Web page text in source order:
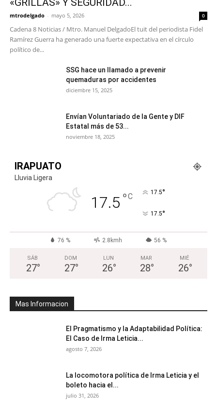
mtrodelgado - mayo 5, 2026 0
Cadena 8 Noticias / Mtro. Manuel Delgado​El tuit del periodista Fidel
Ramírez Guerra ha generado una fuerte expectativa en el círculo
político de...
SSG hace un llamado a prevenir
quemaduras por accidentes
diciembre 15, 2025
Envían Voluntariado de la Gente y DIF
Estatal más de 53...
noviembre 18, 2025
IRAPUATO
Lluvia Ligera
17.5 °C 17.5°
17.5°
76 % 2.8kmh 56 %
SÁB
27°
DOM
27°
LUN
26°
MAR
28°
MIÉ
26°
Mas Informacion
El Pragmatismo y la Adaptabilidad Política:
El Caso de Irma Leticia...
agosto 7, 2026
La locomotora política de Irma Leticia y el
boleto hacia el...
julio 31, 2026